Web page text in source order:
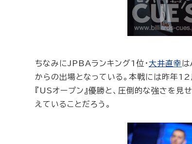
ちなみにJPBAランキング1位・大井直幸は
からの出場となっている。本戦には昨年12
『USオープン』優勝と、圧倒的な強さを見
えていることだろう。